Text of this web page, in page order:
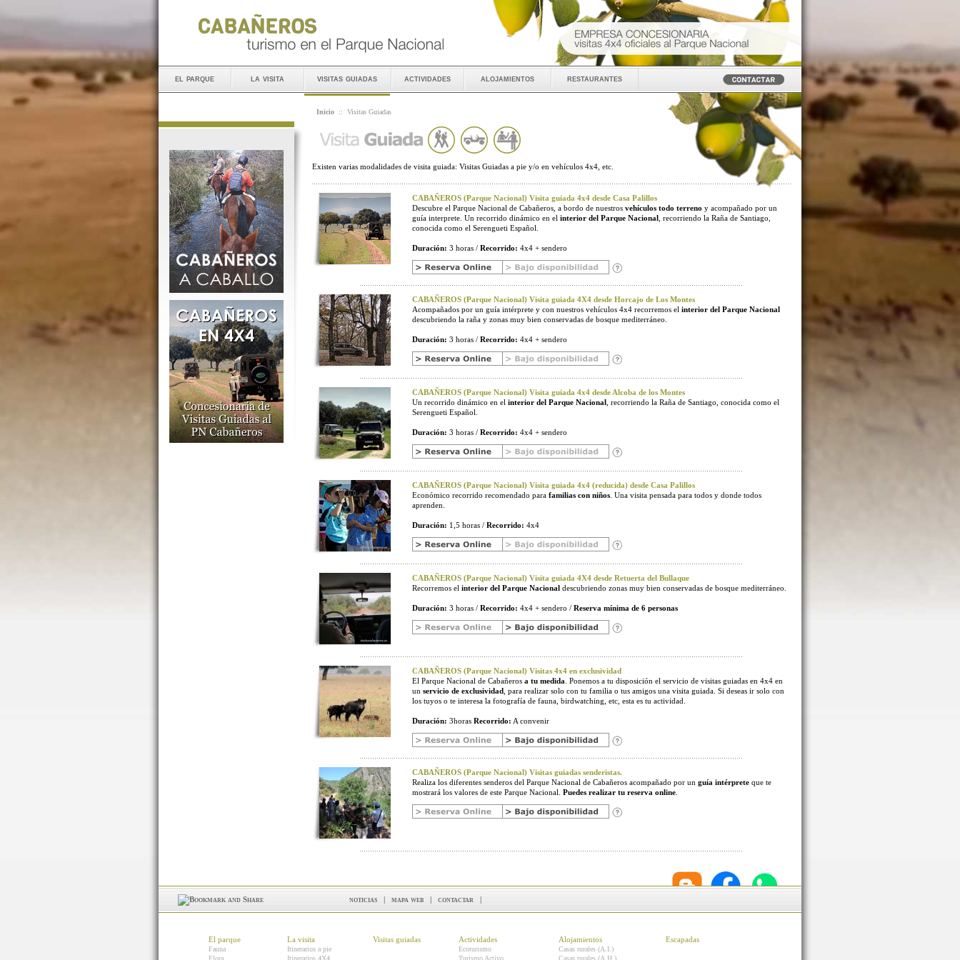
el parque la visita visitas guiadas actividades alojamientos restaurantes
Inicio :: Visitas Guiadas
Existen varias modalidades de visita guiada: Visitas Guiadas a pie y/o en vehículos 4x4, etc.
CABAÑEROS (Parque Nacional) Visita guiada 4x4 desde Casa Palillos
Descubre el Parque Nacional de Cabañeros, a bordo de nuestros vehículos todo terreno y acompañado por un
guía interprete. Un recorrido dinámico en el interior del Parque Nacional , recorriendo la Raña de Santiago,
conocida como el Serengueti Español.
Duración: 3 horas / Recorrido: 4x4 + sendero
CABAÑEROS (Parque Nacional) Visita guiada 4X4 desde Horcajo de Los Montes
Acompañados por un guía intérprete y con nuestros vehículos 4x4 recorremos el interior del Parque Nacional
descubriendo la raña y zonas muy bien conservadas de bosque mediterráneo.
Duración: 3 horas / Recorrido: 4x4 + sendero
CABAÑEROS (Parque Nacional) Visita guiada 4x4 desde Alcoba de los Montes
Un recorrido dinámico en el interior del Parque Nacional , recorriendo la Raña de Santiago, conocida como el
Serengueti Español.
Duración: 3 horas / Recorrido: 4x4 + sendero
CABAÑEROS (Parque Nacional) Visita guiada 4x4 (reducida) desde Casa Palillos
Económico recorrido recomendado para familias con niños . Una visita pensada para todos y donde todos
aprenden.
Duración: 1,5 horas / Recorrido: 4x4
CABAÑEROS (Parque Nacional) Visita guiada 4X4 desde Retuerta del Bullaque
Recorremos el interior del Parque Nacional descubriendo zonas muy bien conservadas de bosque mediterráneo.
Duración: 3 horas / Recorrido: 4x4 + sendero / Reserva mínima de 6 personas
CABAÑEROS (Parque Nacional) Visitas 4x4 en exclusividad
El Parque Nacional de Cabañeros a tu medida . Ponemos a tu disposición el servicio de visitas guiadas en 4x4 en
un servicio de exclusividad , para realizar solo con tu familia o tus amigos una visita guiada. Si deseas ir solo con
los tuyos o te interesa la fotografía de fauna, birdwatching, etc, esta es tu actividad.
Duración: 3horas Recorrido: A convenir
CABAÑEROS (Parque Nacional) Visitas guiadas senderistas.
Realiza los diferentes senderos del Parque Nacional de Cabañeros acompañado por un guía intérprete que te
mostrará los valores de este Parque Nacional. Puedes realizar tu reserva online
noticias | mapa web | contactar |
El parque
Fauna
Flora
La visita
Itinerarios a pie
Itinerarios 4X4
Visitas guiadas Actividades
Ecoturismo
Turismo Activo
Alojamientos
Casas rurales (A.I.)
Casas rurales (A.H.)
Escapadas